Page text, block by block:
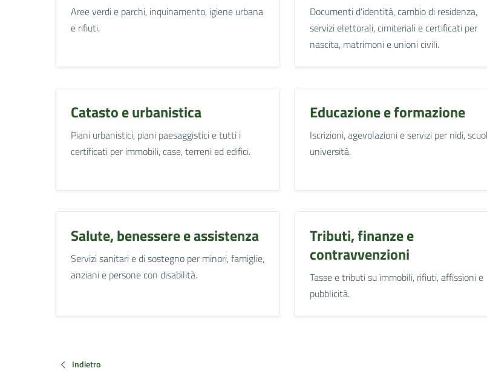
Aree verdi e parchi, inquinamento, igiene urbana
e rifiuti.
Documenti d’identità, cambio di residenza,
servizi elettorali, cimiteriali e certificati per
nascita, matrimoni e unioni civili.
Catasto e urbanistica
Piani urbanistici, piani paesaggistici e tutti i
certificati per immobili, case, terreni ed edifici.
Educazione e formazione
Iscrizioni, agevolazioni e servizi per nidi,
università.
Salute, benessere e assistenza
Servizi sanitari e di sostegno per minori, famiglie,
anziani e persone con disabilità.
Tributi, finanze e
contravvenzioni
Tasse e tributi su immobili, rifiuti, affissioni e
pubblicità.
Indietro